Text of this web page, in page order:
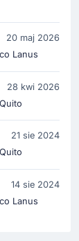
zagra
20 maj 2026
Lanus
28 kwi 2026
21 sie 2024
14 sie 2024
Lanus